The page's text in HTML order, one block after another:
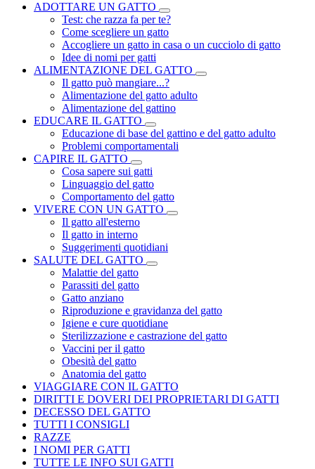
ADOTTARE UN GATTO
Test: che razza fa per te?
Come scegliere un gatto
Accogliere un gatto in casa o un cucciolo di gatto
Idee di nomi per gatti
ALIMENTAZIONE DEL GATTO
Il gatto può mangiare...?
Alimentazione del gatto adulto
Alimentazione del gattino
EDUCARE IL GATTO
Educazione di base del gattino e del gatto adulto
Problemi comportamentali
CAPIRE IL GATTO
Cosa sapere sui gatti
Linguaggio del gatto
Comportamento del gatto
VIVERE CON UN GATTO
Il gatto all'esterno
Il gatto in interno
Suggerimenti quotidiani
SALUTE DEL GATTO
Malattie del gatto
Parassiti del gatto
Gatto anziano
Riproduzione e gravidanza del gatto
Igiene e cure quotidiane
Sterilizzazione e castrazione del gatto
Vaccini per il gatto
Obesità del gatto
Anatomia del gatto
VIAGGIARE CON IL GATTO
DIRITTI E DOVERI DEI PROPRIETARI DI GATTI
DECESSO DEL GATTO
TUTTI I CONSIGLI
RAZZE
I NOMI PER GATTI
TUTTE LE INFO SUI GATTI